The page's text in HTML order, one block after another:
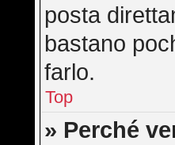
posta
bastano
farlo.
Top
» Perché